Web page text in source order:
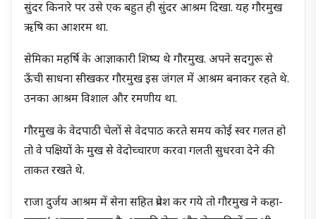
सुंदर किनारे पर उसे एक बहुत ही सुंदर आश्रम दिखा. यह गौरमुख
ऋषि का आशरम था.
सेमिका महर्षि के आज्ञाकारी शिष्य थे गौरमुख. अपने सदगुरू से
ऊँची साधना सीखकर गौरमुख इस जंगल में आश्रम बनाकर रहते थे.
उनका आश्रम विशाल और रमणीय था.
गौरमुख के वेदपाठी चेलों से वेदपाठ करते समय कोई स्वर गलत हो
तो वे पक्षियों के मुख से वेदोच्चारण करवा गलती सुधरवा देने की
ताकत रखते थे.
राजा दुर्जय आश्रम में सेना सहित प्रवेश कर गये तो गौरमुख ने कहा-